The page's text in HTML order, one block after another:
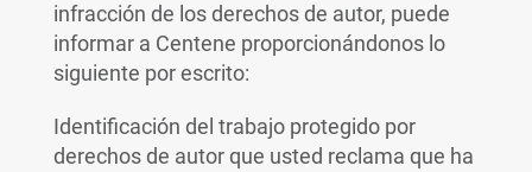
infracción de los derechos de autor, puede
informar a Centene proporcionándonos lo
siguiente por escrito:
Identificación del trabajo protegido por
derechos de autor que usted reclama que ha